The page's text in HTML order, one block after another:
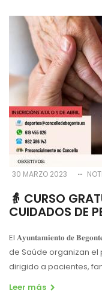
la
30 MARZO 2023
👵 CURSO
CUIDADOS DE
El 𝐀𝐲𝐮𝐧𝐭𝐚𝐦𝐢𝐞𝐧𝐭𝐨 𝐝𝐞
de Saúde organizan el
dirigido a pacientes,
Leer más